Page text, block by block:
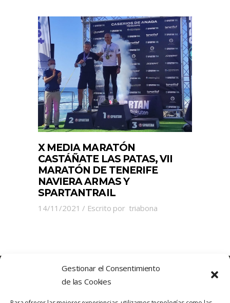
Gestionar el Consentimiento
de las Cookies
X MEDIA MARATÓN
CASTÁÑATE LAS PATAS, VII
MARATÓN DE TENERIFE
NAVIERA ARMAS Y
SPARTANTRAIL
14/11/2021 Escrito por triabona